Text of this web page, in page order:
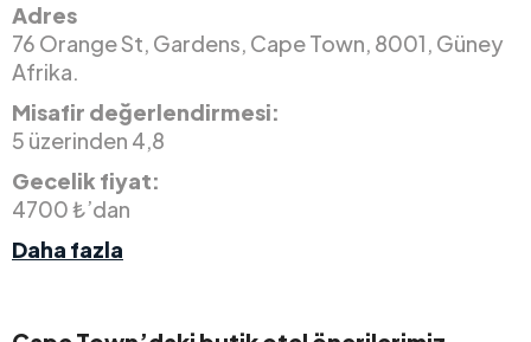
Adres
76 Orange St, Gardens, Cape Town, 8001, Güney
Afrika.
Misafir değerlendirmesi:
5 üzerinden 4,8
Gecelik fiyat:
4700 ₺’dan
Daha fazla